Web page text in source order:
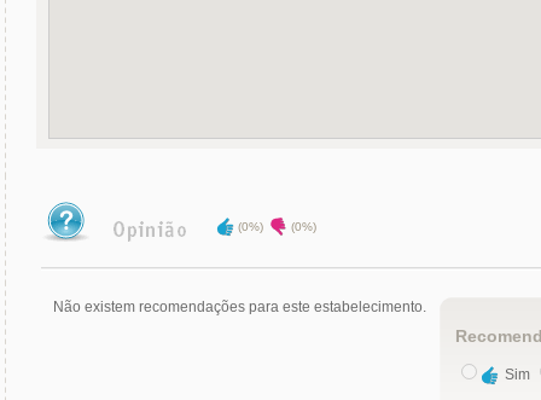
(0%) (0%)
Não existem recomendações para este estabelecimento.
Sim